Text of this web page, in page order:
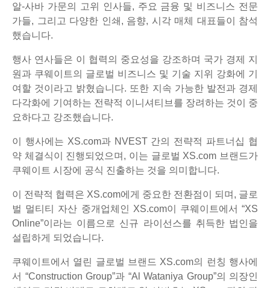
알-사바 가문의 고위 인사들, 주요 금융 및 비즈니스 전문
가들, 그리고 다양한 인쇄, 음향, 시각 매체 대표들이 참석
했습니다.
행사 연사들은 이 협력의 중요성을 강조하며 국가 경제 지
원과 쿠웨이트의 글로벌 비즈니스 및 기술 지위 강화에 기
여할 것이라고 밝혔습니다. 또한 지속 가능한 발전과 경제
다각화에 기여하는 전략적 이니셔티브를 장려하는 것이 중
요하다고 강조했습니다.
이 행사에는 XS.com과 NVEST 간의 전략적 파트너십 협
약 체결식이 진행되었으며, 이는 글로벌 XS.com 브랜드가
쿠웨이트 시장에 공식 진출하는 것을 의미합니다.
이 전략적 협력은 XS.com에게 중요한 전환점이 되며, 글로
벌 멀티티 자산 중개업체인 XS.com이 쿠웨이트에서 “XS
Online”이라는 이름으로 신규 라이선스를 취득한 법인을
설립하게 되었습니다.
쿠웨이트에서 열린 글로벌 브랜드 XS.com의 런칭 행사에
서 “Construction Group”과 “Al Wataniya Group”의 의장인